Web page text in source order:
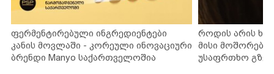
ფერმენტირებული ინგრედიენტები
კანის მოვლაში - კორეული ინოვაციური
ბრენდი Manyo საქართველოშია
როდის არის
მისი
უსაფრთხო